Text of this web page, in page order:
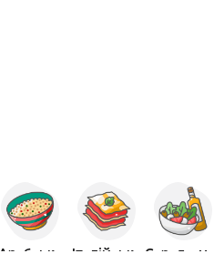
Арабська Італійська